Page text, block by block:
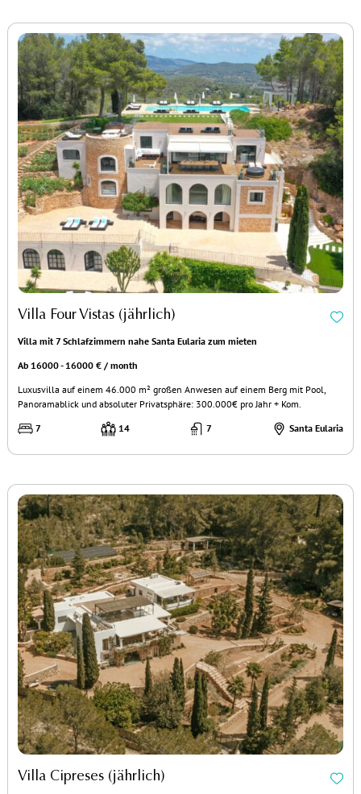
Villa Four Vistas (jährlich)
Villa mit 7 Schlafzimmern nahe Santa Eularia zum mieten
Ab 16000 - 16000 € / month
Luxusvilla auf einem 46.000 m² großen Anwesen auf einem Berg mit Pool,
Panoramablick und absoluter Privatsphäre: 300.000€ pro Jahr + Kom.
7
14 7 Santa Eularia
Villa Cipreses (jährlich)